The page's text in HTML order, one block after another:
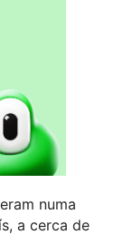
numa
a cerca de